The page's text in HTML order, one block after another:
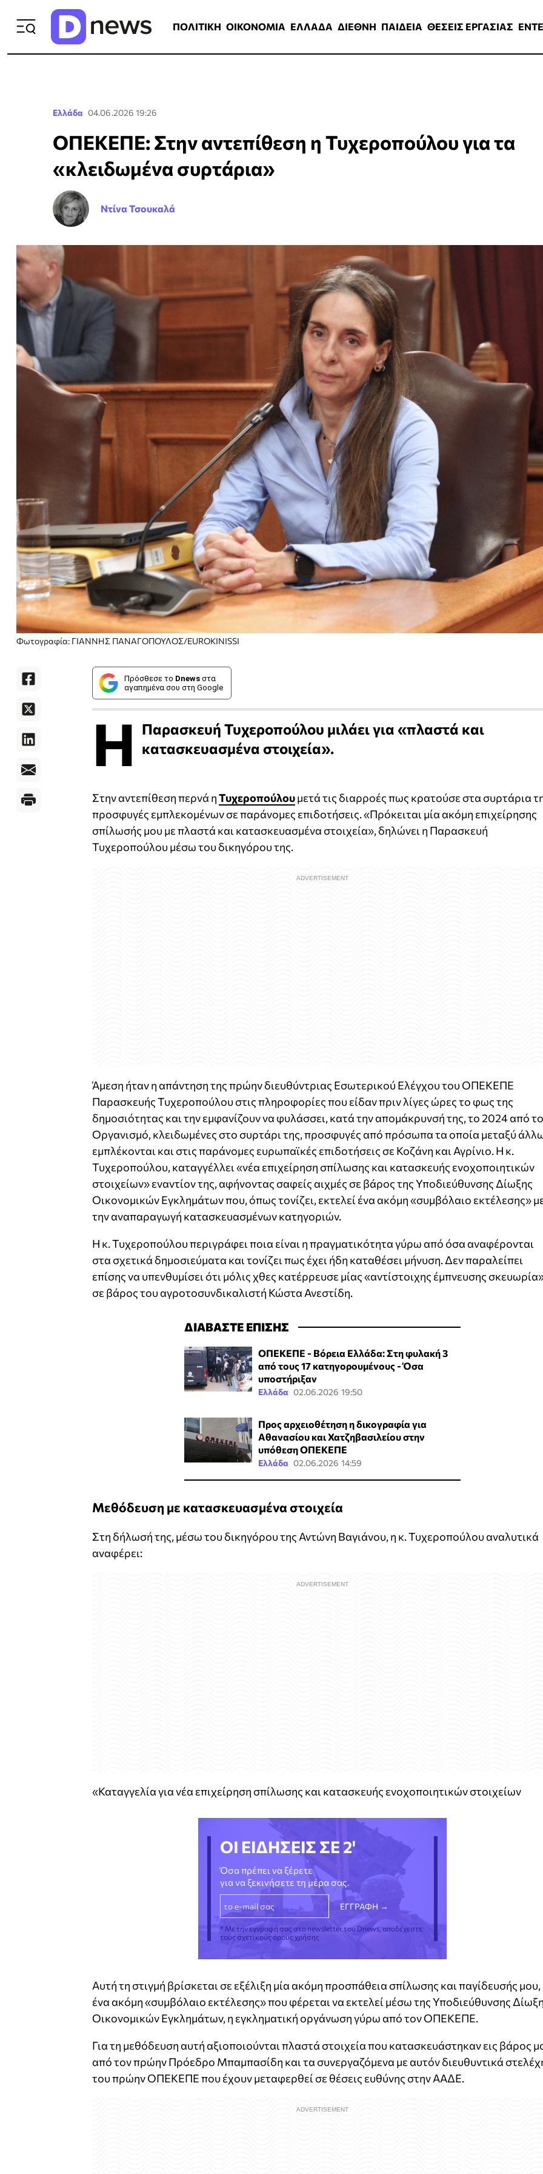
ΠΟΛΙΤΙΚΗ ΟΙΚΟΝΟΜΙΑ ΕΛΛΑΔΑ ΔΙΕΘΝΗ ΠΑΙΔΕΙΑ ΘΕΣΕΙΣ ΕΡΓΑΣΙΑΣ
Ελλάδα 04.06.2026 19:26
ΟΠΕΚΕΠΕ: Στην αντεπίθεση η Τυχεροπούλου για τα
«κλειδωμένα συρτάρια»
Ντίνα Τσουκαλά
Φωτογραφία: ΓΙΑΝΝΗΣ ΠΑΝΑΓΟΠΟΥΛΟΣ/EUROKINISSI
Πρόσθεσε το Dnews στα
αγαπημένα σου στη Google
Η Παρασκευή Τυχεροπούλου μιλάει για «πλαστά και
κατασκευασμένα στοιχεία».
Στην αντεπίθεση περνά ηΤυχεροπούλουμετά τις διαρροές πως κρατούσε στα συρτάρια
προσφυγές εμπλεκομένων σε παράνομες επιδοτήσεις. «Πρόκειται μία ακόμη επιχείρησης
σπίλωσής μου με πλαστά και κατασκευασμένα στοιχεία», δηλώνει η Παρασκευή
Τυχεροπούλου μέσω του δικηγόρου της.
Άμεση ήταν η απάντηση της πρώην διευθύντριας Εσωτερικού Ελέγχου του ΟΠΕΚΕΠΕ
Παρασκευής Τυχεροπούλου στις πληροφορίες που είδαν πριν λίγες ώρες το φως της
δημοσιότητας και την εμφανίζουν να φυλάσσει, κατά την απομάκρυνσή της, το 2024 από
Οργανισμό, κλειδωμένες στο συρτάρι της, προσφυγές από πρόσωπα τα οποία μεταξύ
εμπλέκονται και στις παράνομες ευρωπαϊκές επιδοτήσεις σε Κοζάνη και Αγρίνιο. Η κ.
Τυχεροπούλου, καταγγέλλει «νέα επιχείρηση σπίλωσης και κατασκευής ενοχοποιητικών
στοιχείων» εναντίον της, αφήνοντας σαφείς αιχμές σε βάρος της Υποδιεύθυνσης Δίωξης
Οικονομικών Εγκλημάτων που, όπως τονίζει, εκτελεί ένα ακόμη «συμβόλαιο εκτέλεσης»
την αναπαραγωγή κατασκευασμένων κατηγοριών.
Η κ. Τυχεροπούλου περιγράφει ποια είναι η πραγματικότητα γύρω από όσα αναφέρονται
στα σχετικά δημοσιεύματα και τονίζει πως έχει ήδη καταθέσει μήνυση. Δεν παραλείπει
επίσης να υπενθυμίσει ότι μόλις χθες κατέρρευσε μίας «αντίστοιχης έμπνευσης
σε βάρος του αγροτοσυνδικαλιστή Κώστα Ανεστίδη.
ΔΙΑΒΑΣΤΕ ΕΠΙΣΗΣ
ΟΠΕΚΕΠΕ - Βόρεια Ελλάδα: Στη φυλακή 3
από τους 17 κατηγορουμένους - Όσα
υποστήριξαν
Ελλάδα 02.06.2026 19:50
Προς αρχειοθέτηση η δικογραφία για
Αθανασίου και Χατζηβασιλείου στην
υπόθεση ΟΠΕΚΕΠΕ
Ελλάδα 02.06.2026 14:59
Μεθόδευση με κατασκευασμένα στοιχεία
Στη δήλωσή της, μέσω του δικηγόρου της Αντώνη Βαγιάνου, η κ. Τυχεροπούλου αναλυτικά
αναφέρει:
«Καταγγελία για νέα επιχείρηση σπίλωσης και κατασκευής ενοχοποιητικών στοιχείων
ΟΙ ΕΙΔΗΣΕΙΣ ΣΕ 2'
Όσα πρέπει να ξέρετε
για να ξεκινήσετε τη μέρα σας.
* Με την εγγραφή σας στο newsletter του Dnews, αποδέχεστε
τους σχετικούς όρους χρήσης
Αυτή τη στιγμή βρίσκεται σε εξέλιξη μία ακόμη προσπάθεια σπίλωσης και παγίδευσής μου,
ένα ακόμη «συμβόλαιο εκτέλεσης» που φέρεται να εκτελεί μέσω της Υποδιεύθυνσης
Οικονομικών Εγκλημάτων, η εγκληματική οργάνωση γύρω από τον ΟΠΕΚΕΠΕ.
Για τη μεθόδευση αυτή αξιοποιούνται πλαστά στοιχεία που κατασκευάστηκαν εις βάρος
από τον πρώην Πρόεδρο Μπαμπασίδη και τα συνεργαζόμενα με αυτόν διευθυντικά
του πρώην ΟΠΕΚΕΠΕ που έχουν μεταφερθεί σε θέσεις ευθύνης στην ΑΑΔΕ.